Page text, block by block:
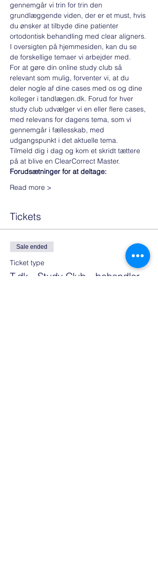
gennemgår vi trin for trin den
grundlæggende viden, der er et must, hvis
du ønsker at tilbyde dine patienter
ortodontisk behandling med clear aligners.
I oversigten på hjemmesiden, kan du se
de forskellige temaer vi arbejder med.
For at gøre din online study club så
relevant som mulig, forventer vi, at du
deler nogle af dine cases med os og dine
kolleger i tandlægen.dk. Forud for hver
study club udvælger vi en eller flere cases,
med relevans for dagens tema, som vi
gennemgår i fællesskab, med
udgangspunkt i det aktuelle tema.
Tilmeld dig i dag og kom et skridt tættere
på at blive en ClearCorrect Master.
Forudsætninger for at deltage:
Read more >
Tickets
Sale ended
Ticket type
T.dk - Study Club - behandler